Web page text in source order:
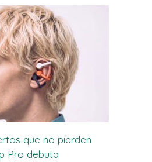
que no pierden
Pro debuta